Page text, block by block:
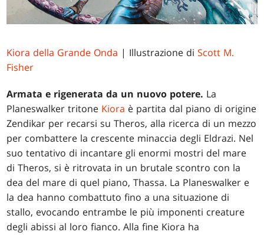
Kiora della Grande Onda | Illustrazione diScott M.
Fisher
Armata e rigenerata da un nuovo potere. La
Planeswalker tritone Kiora è partita dal piano di origine
Zendikar per recarsi su Theros, alla ricerca di un mezzo
per combattere la crescente minaccia degli Eldrazi. Nel
suo tentativo di incantare gli enormi mostri del mare
di Theros, si è ritrovata in un brutale scontro con la
dea del mare di quel piano, Thassa. La Planeswalker e
la dea hanno combattuto fino a una situazione di
stallo, evocando entrambe le più imponenti creature
degli abissi al loro fianco. Alla fine Kiora ha